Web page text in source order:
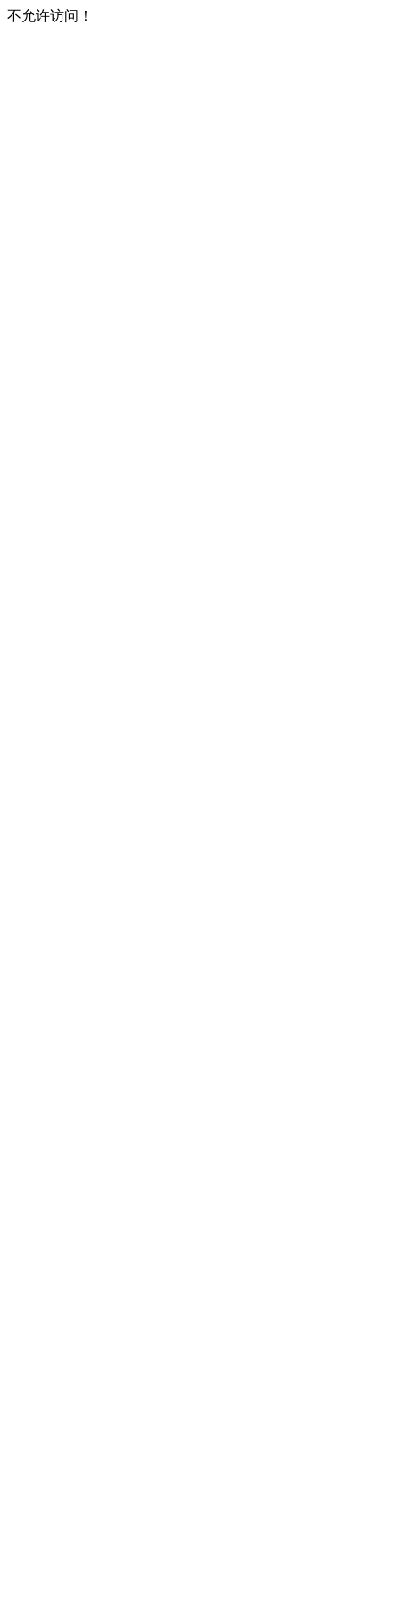
不允许访问！